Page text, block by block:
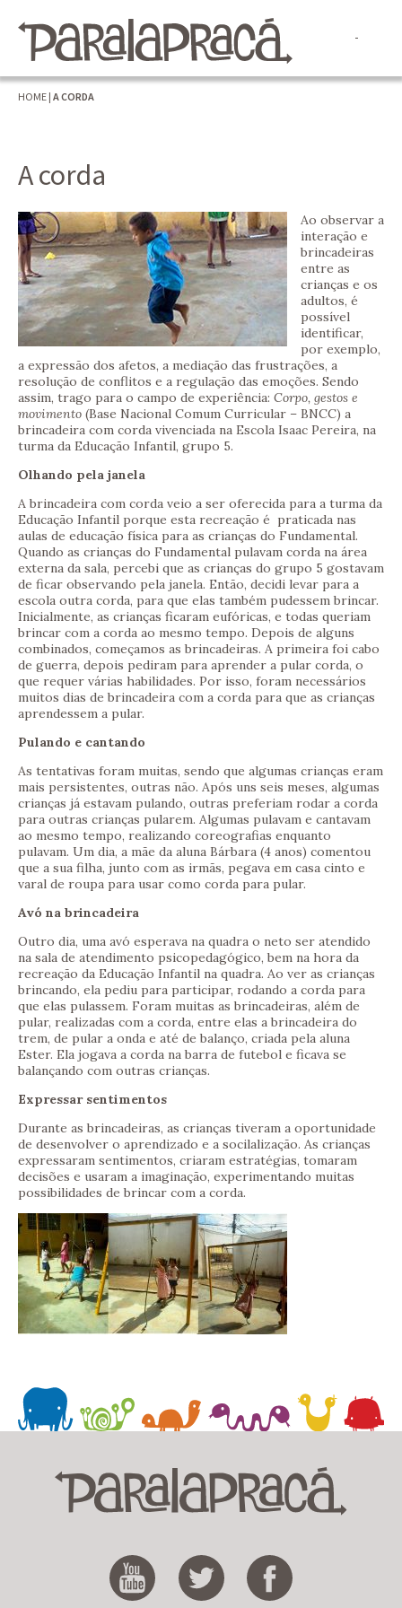
HOME | A CORDA
A corda
Ao observar a
interação e
brincadeiras
entre as
crianças e os
adultos, é
possível
identificar,
por exemplo,
a expressão dos afetos, a mediação das frustrações, a
resolução de conflitos e a regulação das emoções. Sendo
assim, trago para o campo de experiência: Corpo, gestos e
movimento (Base Nacional Comum Curricular – BNCC) a
brincadeira com corda vivenciada na Escola Isaac Pereira, na
turma da Educação Infantil, grupo 5.
Olhando pela janela
A brincadeira com corda veio a ser oferecida para a turma da
Educação Infantil porque esta recreação é praticada nas
aulas de educação física para as crianças do Fundamental.
Quando as crianças do Fundamental pulavam corda na área
externa da sala, percebi que as crianças do grupo 5 gostavam
de ficar observando pela janela. Então, decidi levar para a
escola outra corda, para que elas também pudessem brincar.
Inicialmente, as crianças ficaram eufóricas, e todas queriam
brincar com a corda ao mesmo tempo. Depois de alguns
combinados, começamos as brincadeiras. A primeira foi cabo
de guerra, depois pediram para aprender a pular corda, o
que requer várias habilidades. Por isso, foram necessários
muitos dias de brincadeira com a corda para que as crianças
aprendessem a pular.
Pulando e cantando
As tentativas foram muitas, sendo que algumas crianças eram
mais persistentes, outras não. Após uns seis meses, algumas
crianças já estavam pulando, outras preferiam rodar a corda
para outras crianças pularem. Algumas pulavam e cantavam
ao mesmo tempo, realizando coreografias enquanto
pulavam. Um dia, a mãe da aluna Bárbara (4 anos) comentou
que a sua filha, junto com as irmãs, pegava em casa cinto e
varal de roupa para usar como corda para pular.
Avó na brincadeira
Outro dia, uma avó esperava na quadra o neto ser atendido
na sala de atendimento psicopedagógico, bem na hora da
recreação da Educação Infantil na quadra. Ao ver as crianças
brincando, ela pediu para participar, rodando a corda para
que elas pulassem. Foram muitas as brincadeiras, além de
pular, realizadas com a corda, entre elas a brincadeira do
trem, de pular a onda e até de balanço, criada pela aluna
Ester. Ela jogava a corda na barra de futebol e ficava se
balançando com outras crianças.
Expressar sentimentos
Durante as brincadeiras, as crianças tiveram a oportunidade
de desenvolver o aprendizado e a socilalização. As crianças
expressaram sentimentos, criaram estratégias, tomaram
decisões e usaram a imaginação, experimentando muitas
possibilidades de brincar com a corda.